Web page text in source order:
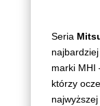
Seria
marki MHI
którzy